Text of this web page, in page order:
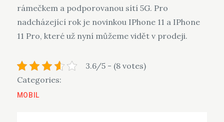
rámečkem a podporovanou sítí 5G. Pro
nadcházející rok je novinkou IPhone 11 a IPhone
11 Pro, které už nyní můžeme vidět v prodeji.
3.6/5 - (8 votes)
Categories:
MOBIL